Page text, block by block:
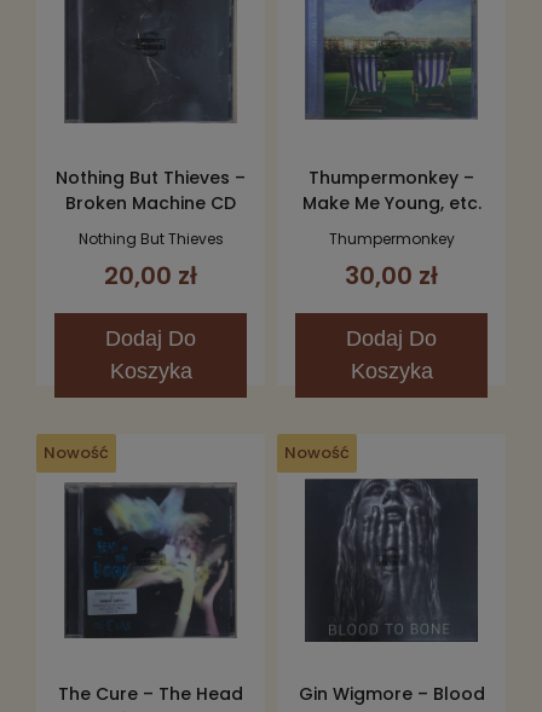
Nothing But Thieves –
Broken Machine CD
Nothing But Thieves
20,00 zł
Dodaj Do
Koszyka
Thumpermonkey –
Make Me Young, etc.
Thumpermonkey
30,00 zł
Dodaj Do
Koszyka
Nowość
The Cure – The Head
Nowość
Gin Wigmore – Blood